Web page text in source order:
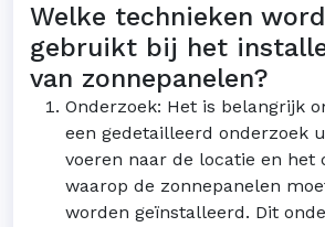
Welke technieken
gebruikt bij het
van zonnepanelen?
Onderzoek: Het is belangrijk
een gedetailleerd onderzoek
voeren naar de locatie en het
waarop de zonnepanelen
worden geïnstalleerd. Dit